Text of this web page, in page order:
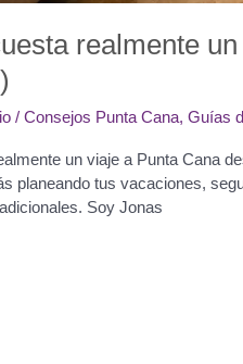
realmente
/Consejos Punta Cana,Guías
un viaje a Punta Cana
planeando tus vacaciones,
Soy Jonas